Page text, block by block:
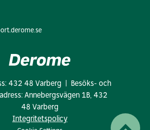
432 48 Varberg | Besöks- och
Annebergsvägen 1B, 432
48 Varberg
Integritetspolicy